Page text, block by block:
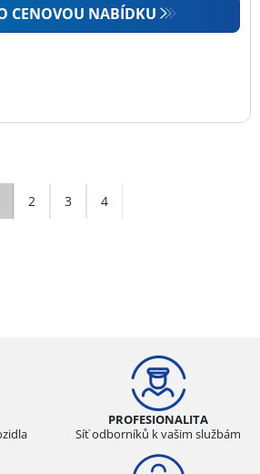
CENOVOU NABÍDKU
2 3 4
PROFESIONALITA
Síť odborníků k vašim službám